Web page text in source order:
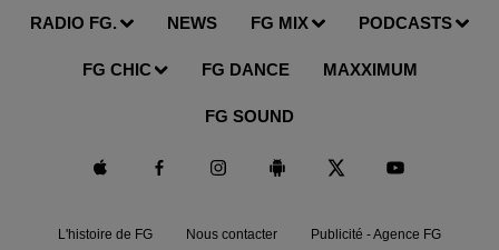
RADIO FG. NEWS FG MIX PODCASTS
FG CHIC FG DANCE MAXXIMUM
FG SOUND
L'histoire de FG Nous contacter Publicité - Agence FG